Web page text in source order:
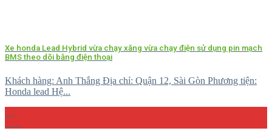
Xe honda Lead Hybrid vừa chạy xăng vừa chạy điện sử dụng pin mạch
BMS theo dõi bằng điện thoại
Khách hàng: Anh Thắng Địa chỉ: Quận 12, Sài Gòn Phương tiện:
Honda lead Hệ...